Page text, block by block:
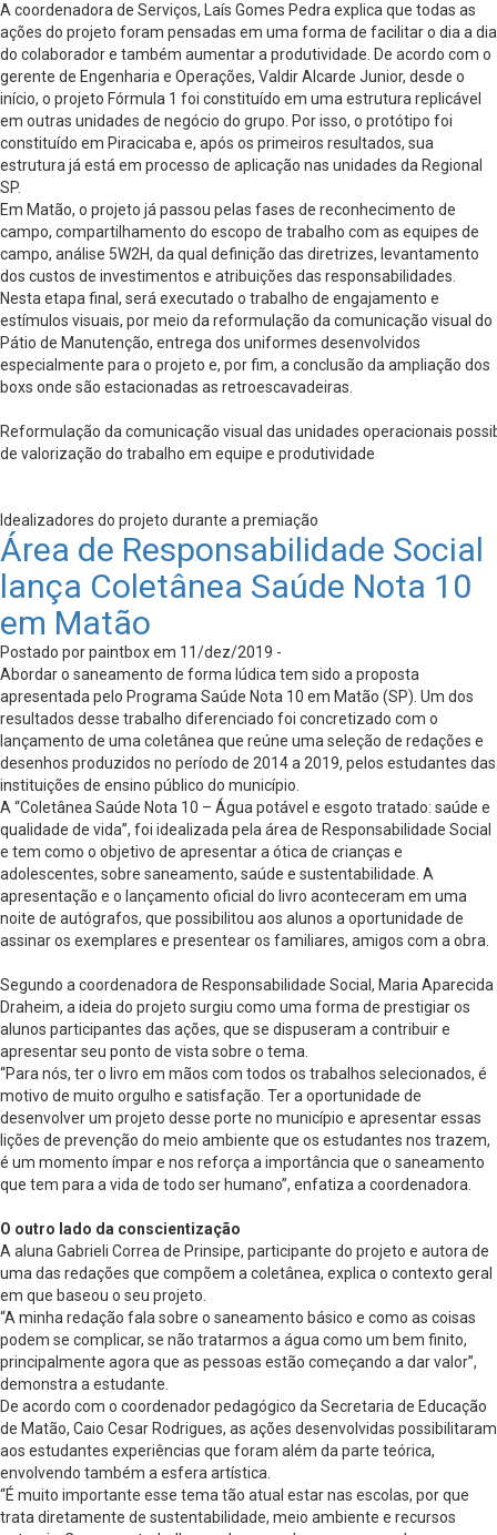
A coordenadora de Serviços, Laís Gomes Pedra explica que todas as
ações do projeto foram pensadas em uma forma de facilitar o dia a dia
do colaborador e também aumentar a produtividade. De acordo com o
gerente de Engenharia e Operações, Valdir Alcarde Junior, desde o
início, o projeto Fórmula 1 foi constituído em uma estrutura replicável
em outras unidades de negócio do grupo. Por isso, o protótipo foi
constituído em Piracicaba e, após os primeiros resultados, sua
estrutura já está em processo de aplicação nas unidades da Regional
SP.
Em Matão, o projeto já passou pelas fases de reconhecimento de
campo, compartilhamento do escopo de trabalho com as equipes de
campo, análise 5W2H, da qual definição das diretrizes, levantamento
dos custos de investimentos e atribuições das responsabilidades.
Nesta etapa final, será executado o trabalho de engajamento e
estímulos visuais, por meio da reformulação da comunicação visual do
Pátio de Manutenção, entrega dos uniformes desenvolvidos
especialmente para o projeto e, por fim, a conclusão da ampliação dos
boxs onde são estacionadas as retroescavadeiras.
Reformulação da comunicação visual das unidades operacionais
de valorização do trabalho em equipe e produtividade
Idealizadores do projeto durante a premiação
Área de Responsabilidade Social
lança Coletânea Saúde Nota 10
em Matão
Postado por paintbox em 11/dez/2019 -
Abordar o saneamento de forma lúdica tem sido a proposta
apresentada pelo Programa Saúde Nota 10 em Matão (SP). Um dos
resultados desse trabalho diferenciado foi concretizado com o
lançamento de uma coletânea que reúne uma seleção de redações e
desenhos produzidos no período de 2014 a 2019, pelos estudantes das
instituições de ensino público do município.
A “Coletânea Saúde Nota 10 – Água potável e esgoto tratado: saúde e
qualidade de vida”, foi idealizada pela área de Responsabilidade Social
e tem como o objetivo de apresentar a ótica de crianças e
adolescentes, sobre saneamento, saúde e sustentabilidade. A
apresentação e o lançamento oficial do livro aconteceram em uma
noite de autógrafos, que possibilitou aos alunos a oportunidade de
assinar os exemplares e presentear os familiares, amigos com a obra.
Segundo a coordenadora de Responsabilidade Social, Maria Aparecida
Draheim, a ideia do projeto surgiu como uma forma de prestigiar os
alunos participantes das ações, que se dispuseram a contribuir e
apresentar seu ponto de vista sobre o tema.
“Para nós, ter o livro em mãos com todos os trabalhos selecionados, é
motivo de muito orgulho e satisfação. Ter a oportunidade de
desenvolver um projeto desse porte no município e apresentar essas
lições de prevenção do meio ambiente que os estudantes nos trazem,
é um momento ímpar e nos reforça a importância que o saneamento
que tem para a vida de todo ser humano”, enfatiza a coordenadora.
O outro lado da conscientização
A aluna Gabrieli Correa de Prinsipe, participante do projeto e autora de
uma das redações que compõem a coletânea, explica o contexto geral
em que baseou o seu projeto.
“A minha redação fala sobre o saneamento básico e como as coisas
podem se complicar, se não tratarmos a água como um bem finito,
principalmente agora que as pessoas estão começando a dar valor”,
demonstra a estudante.
De acordo com o coordenador pedagógico da Secretaria de Educação
de Matão, Caio Cesar Rodrigues, as ações desenvolvidas possibilitaram
aos estudantes experiências que foram além da parte teórica,
envolvendo também a esfera artística.
“É muito importante esse tema tão atual estar nas escolas, por que
trata diretamente de sustentabilidade, meio ambiente e recursos